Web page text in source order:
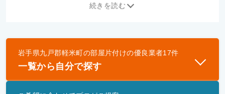
優良業者とは
一般財団法人遺品整理認定協会、および一般社団法
続きを読む
岩手県九戸郡軽米町の部屋片付けの優良業者17件
一覧から自分で探す